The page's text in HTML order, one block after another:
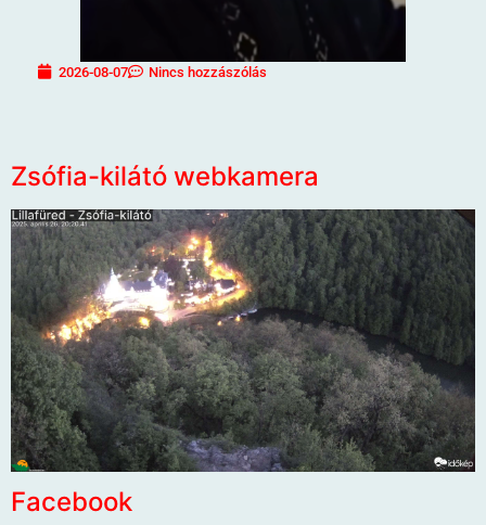
2026-08-07 Nincs hozzászólás
Zsófia-kilátó webkamera
Facebook